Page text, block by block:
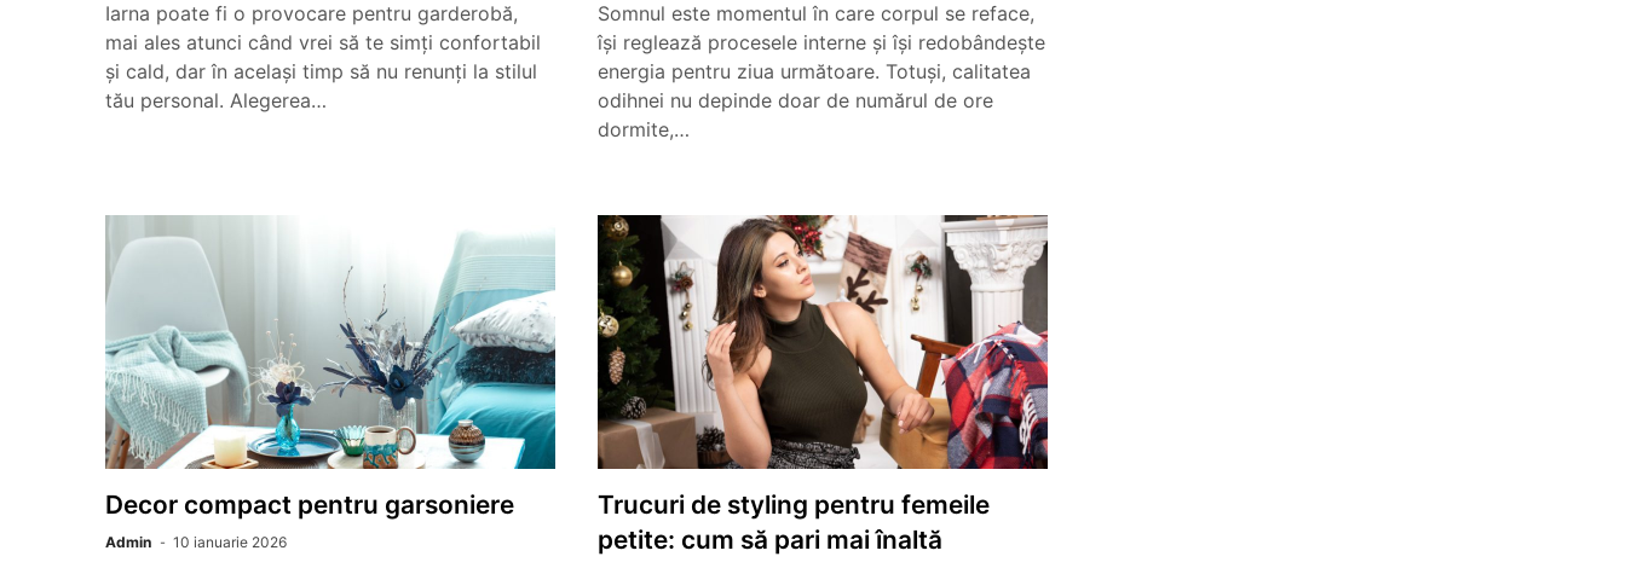
Iarna poate fi o provocare pentru garderobă,
mai ales atunci când vrei să te simți confortabil
și cald, dar în același timp să nu renunți la stilul
tău personal. Alegerea…
Somnul este momentul în care corpul se reface,
își reglează procesele interne și își redobândește
energia pentru ziua următoare. Totuși, calitatea
odihnei nu depinde doar de numărul de ore
dormite,…
Decor compact pentru garsoniere
Admin 10 ianuarie 2026
Trucuri de styling pentru femeile
petite: cum să pari mai înaltă